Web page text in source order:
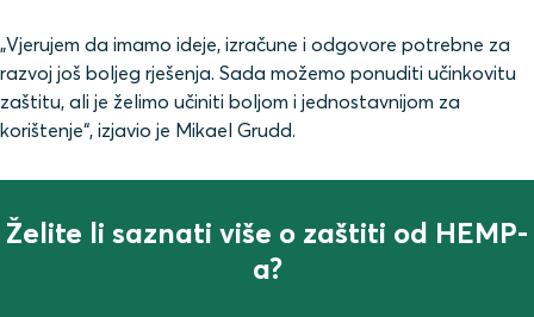
„Vjerujem da imamo ideje, izračune i odgovore potrebne za
razvoj još boljeg rješenja. Sada možemo ponuditi učinkovitu
zaštitu, ali je želimo učiniti boljom i jednostavnijom za
korištenje“, izjavio je Mikael Grudd.
Želite li saznati više o zaštiti od HEMP-
a?